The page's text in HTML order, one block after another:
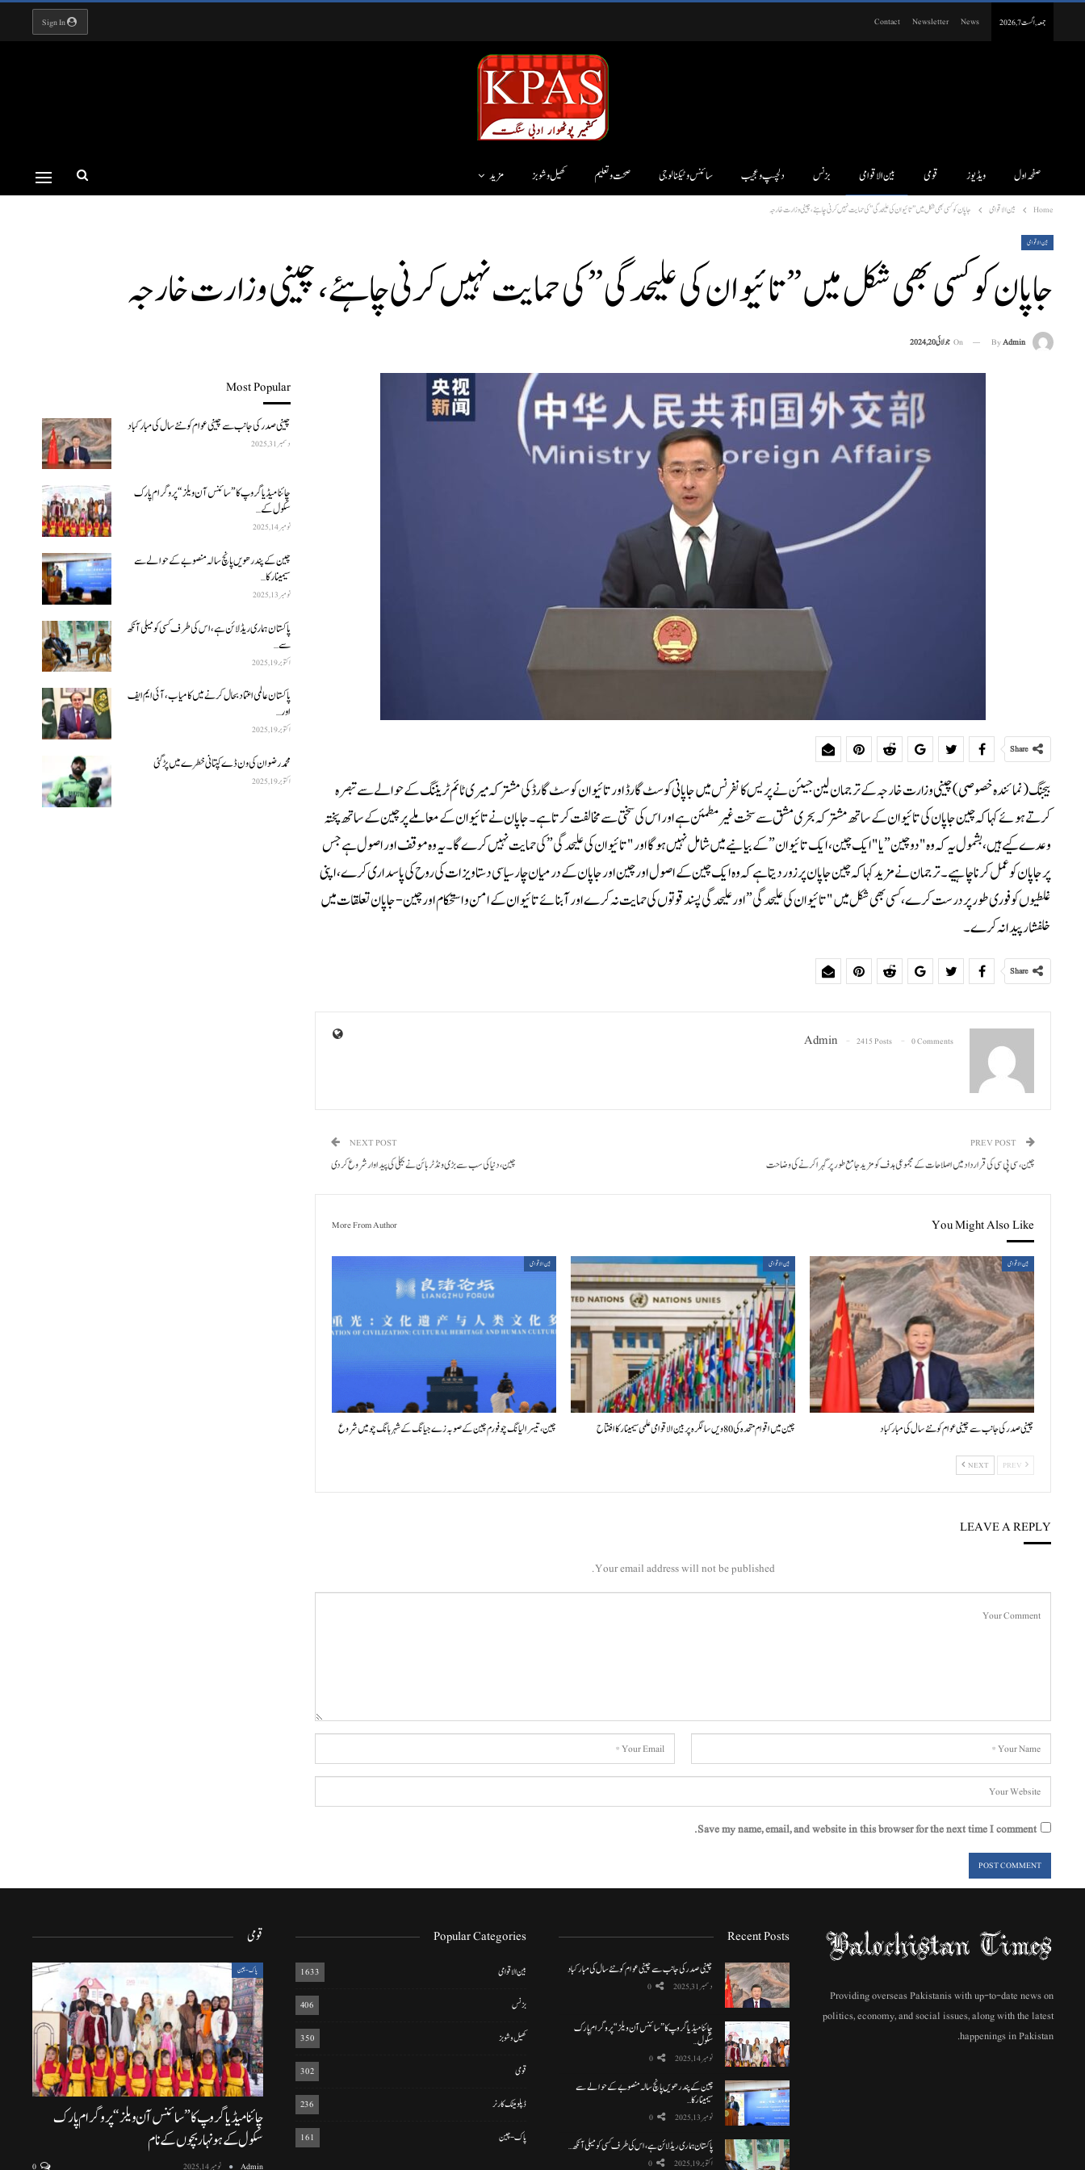
Sign In جمعہ, اگست 7, 2026 News
Newsletter
Contact
صفحہ اول ویڈیوز قومی بین الاقوامی بزنس دلچسپ و عجیب سائنس وٹیکنالوجی صحت و تعلیم کھیل و شوبز مزید
Home بین الاقوامی جاپان کو کسی بھی شکل میں”تائیوان کی علیحدگی” کی حمایت نہیں کرنی چاہئے، چینی وزارت خارجہ
بین الاقوامی
جاپان کو کسی بھی شکل میں”تائیوان کی علیحدگی” کی حمایت نہیں کرنی چاہئے، چینی وزارت خارجہ
ByAdmin
On جولائی 20, 2024
Share
بیجنگ (نمائندہ خصوصی) چینی وزارت خارجہ کے ترجمان لین جیئن نے پریس کانفرنس میں جاپانی کوسٹ گارڈ اور تائیوان کوسٹ گارڈ کی مشترکہ میری ٹائم ٹریننگ کے حوالے سے تبصرہ
کرتے ہوئے کہا کہ چین جاپان کی تائیوان کے ساتھ مشترکہ بحری مشق سے سخت غیر مطمئن ہے اور اس کی سختی سے مخالفت کرتا ہے ۔جاپان نے تائیوان کے معاملے پر چین کے ساتھ پختہ
وعدے کیے ہیں، بشمول یہ کہ وہ "دو چین” یا "ایک چین، ایک تائیوان” کے بیانیے میں شامل نہیں ہوگا اور "تائیوان کی علیحدگی” کی حمایت نہیں کرے گا۔یہ وہ موقف اور اصول ہے جس
پر جاپان کو عمل کرنا چاہیے۔ ترجمان نے مزید کہا کہ چین جاپان پر زور دیتا ہے کہ وہ ایک چین کے اصول اور چین اور جاپان کے درمیان چار سیاسی دستاویزات کی روح کی پاسداری کرے، اپنی
غلطیوں کو فوری طور پر درست کرے، کسی بھی شکل میں "تائیوان کی علیحدگی” اور علیحدگی پسند قوتوں کی حمایت نہ کرے اور آبنائے تائیوان کے امن و استحکام اور چین-جاپان تعلقات میں
خلفشار پیدا نہ کرے۔
Share
Admin 2415 Posts 0 Comments
چین، سی پی سی کی قرارداد میں اصلاحات کے مجموعی ہدف کو مزید جامع طور پر گہرا کرنے کی وضاحت
NEXT POST
چین، دنیا کی سب سے بڑی ونڈ ٹربائن نے بجلی کی پیداوار شروع کر دی
You Might Also Like
More From Author
بین الاقوامی
چینی صدر کی جانب سے چینی عوام کو نئے سال کی مبارکباد
بین الاقوامی
چین میں اقوام متحدہ کی 80ویں سالگرہ پر بین الاقوامی علمی سیمینار کا افتتاح
بین الاقوامی
چین، تیسرا لیانگ چو فورم چین کے صوبہ زے جیانگ کے شہر ہانگ چو میں شروع
NEXT
LEAVE A REPLY
Your email address will not be published.
Save my name, email, and website in this browser for the next time I comment.
Most Popular
چینی صدر کی جانب سے چینی عوام کو نئے سال کی مبارکباد
دسمبر 31, 2025
چائنا میڈیا گروپ کا ”سائنس آن ویلز“ پروگرام پارک
سکول کے…
نومبر 14, 2025
چین کے پندرھویں پانچ سالہ منصوبے کے حوالے سے
سیمینار کا…
نومبر 13, 2025
پاکستان ہماری ریڈ لائن ہے، اس کی طرف کسی کو میلی آنکھ
سے…
اکتوبر 19, 2025
پاکستان عالمی اعتماد بحال کرنے میں کامیاب، آئی ایم ایف
اور…
اکتوبر 19, 2025
محمد رضوان کی ون ڈے کپتانی خطرے میں پڑ گئی
اکتوبر 19, 2025
Providing overseas Pakistanis with up-to-date news on
politics, economy, and social issues, along with the latest
happenings in Pakistan.
Recent Posts
چینی صدر کی جانب سے چینی عوام کو نئے سال کی مبارکباد
دسمبر 31, 2025
چائنا میڈیا گروپ کا ”سائنس آن ویلز“ پروگرام پارک
سکول…
نومبر 14, 2025
چین کے پندرھویں پانچ سالہ منصوبے کے حوالے سے
سیمینار کا…
نومبر 13, 2025
پاکستان ہماری ریڈ لائن ہے، اس کی طرف کسی کو میلی آنکھ…
اکتوبر 19, 2025
Popular Categories
بین الاقوامی 1633
بزنس 406
کھیل و شوبز 350
قومی 302
ڈپلومیٹک کارنر 236
پاک-چین 161
قومی
پاک-چین
چائنا میڈیا گروپ کا ”سائنس آن ویلز“ پروگرام پارک
سکول کے ہونہار بچوں کے نام
Admin نومبر 14, 2025 0